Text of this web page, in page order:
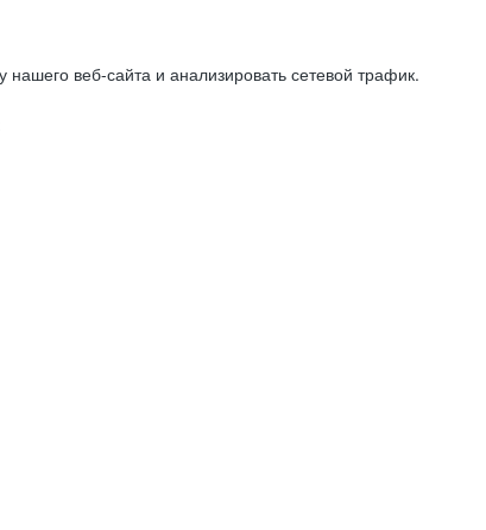
веб-сайта и анализировать сетевой трафик.